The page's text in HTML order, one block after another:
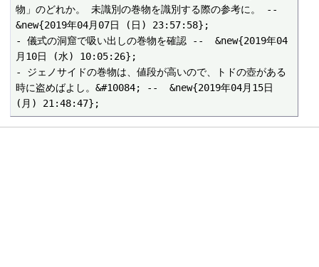
物」のどれか。 未識別の巻物を識別する際の参考に。 --
&new{2019年04月07日 (日) 23:57:58};
- 儀式の洞窟で吸い出しの巻物を確認 --  &new{2019年04
月10日 (水) 10:05:26};
- ジェノサイドの巻物は、値段が高いので、トドの壺がある
時に盗めばよし。&#10084; --  &new{2019年04月15日